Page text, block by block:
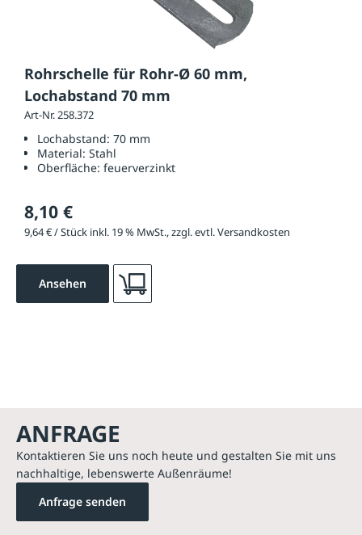
Rohrschelle für Rohr-Ø 60 mm,
Lochabstand 70 mm
Art-Nr. 258.372
Lochabstand: 70 mm
Material: Stahl
Oberfläche: feuerverzinkt
8,10 €
9,64 € / Stück inkl. 19 % MwSt., zzgl. evtl. Versandkosten
Ansehen
ANFRAGE
Kontaktieren Sie uns noch heute und gestalten Sie mit uns
nachhaltige, lebenswerte Außenräume!
Anfrage senden